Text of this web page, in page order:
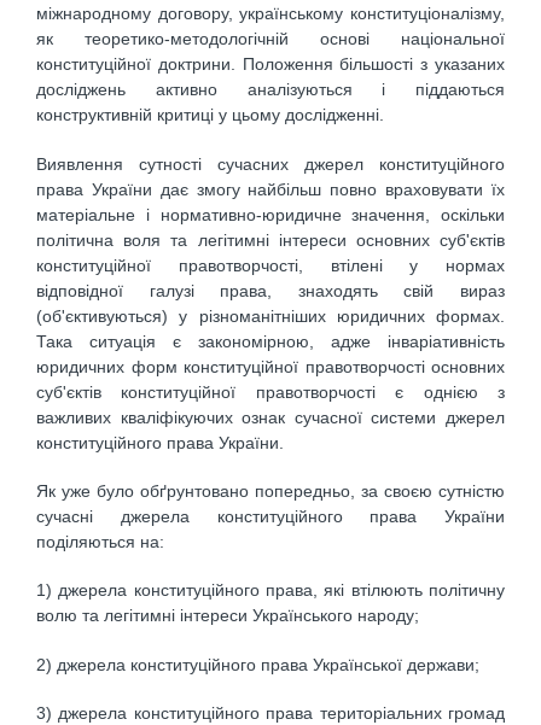
міжнародному договору, українському конституціоналізму,
як теоретико-методологічній основі національної
конституційної доктрини. Положення більшості з указаних
досліджень активно аналізуються і піддаються
конструктивній критиці у цьому дослідженні.
Виявлення сутності сучасних джерел конституційного
права України дає змогу найбільш повно враховувати їх
матеріальне і нормативно-юридичне значення, оскільки
політична воля та легітимні інтереси основних суб'єктів
конституційної правотворчості, втілені у нормах
відповідної галузі права, знаходять свій вираз
(об'єктивуються) у різноманітніших юридичних формах.
Така ситуація є закономірною, адже інваріативність
юридичних форм конституційної правотворчості основних
суб'єктів конституційної правотворчості є однією з
важливих кваліфікуючих ознак сучасної системи джерел
конституційного права України.
Як уже було обґрунтовано попередньо, за своєю сутністю
сучасні джерела конституційного права України
поділяються на:
1) джерела конституційного права, які втілюють політичну
волю та легітимні інтереси Українського народу;
2) джерела конституційного права Української держави;
3) джерела конституційного права територіальних громад